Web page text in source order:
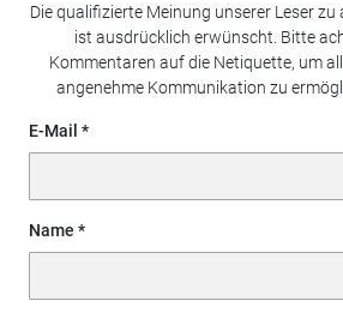
Die qualifizierte Meinung unserer Leser
ist ausdrücklich erwünscht. Bitte
Kommentaren auf die Netiquette, um
angenehme Kommunikation zu
E-Mail
Name